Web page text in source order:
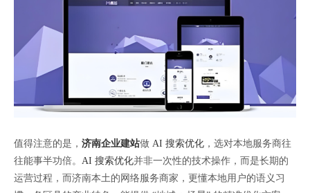
值得注意的是， 济南企业建站做 AI 搜索优化 ，选对本地服务商往
往能事半功倍。 AI 搜索优化并非一次性的技术操作，而是长期的
运营过程，而济南本土的网络服务商家，更懂本地用户的语义习